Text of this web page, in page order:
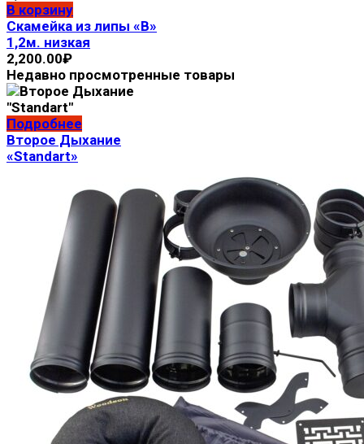
В корзину
Скамейка из липы «В»
1,2м. низкая
2,200.00₽
Недавно просмотренные товары
Подробнее
Второе Дыхание
«Standart»